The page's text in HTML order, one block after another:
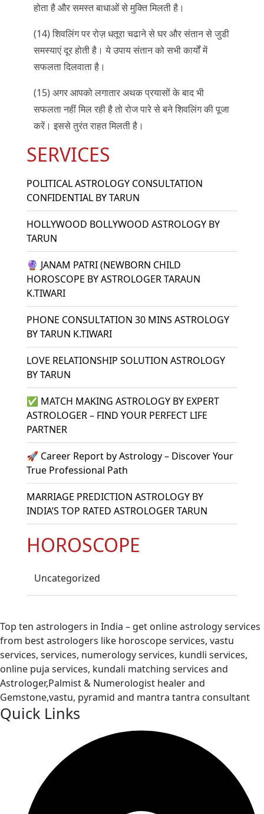
होता है और समस्त बाधाओं से मुक्ति मिलती है।
(14) शिवलिंग पर रोज़ धतूरा चढाने से घर और संतान से जुडी
समस्याएं दूर होती है। ये उपाय संतान को सभी कार्यों में
सफलता दिलवाता है।
(15) अगर आपको लगातार अथक प्रयासों के बाद भी
सफलता नहीं मिल रही है तो रोज पारे से बने शिवलिंग की पूजा
करें। इससे तुरंत राहत मिलती है।
SERVICES
POLITICAL ASTROLOGY CONSULTATION
CONFIDENTIAL BY TARUN
HOLLYWOOD BOLLYWOOD ASTROLOGY BY
TARUN
🔮 JANAM PATRI (NEWBORN CHILD
HOROSCOPE BY ASTROLOGER TARAUN
K.TIWARI
PHONE CONSULTATION 30 MINS ASTROLOGY
BY TARUN K.TIWARI
LOVE RELATIONSHIP SOLUTION ASTROLOGY
BY TARUN
✅ MATCH MAKING ASTROLOGY BY EXPERT
ASTROLOGER – FIND YOUR PERFECT LIFE
PARTNER
🚀 Career Report by Astrology – Discover Your
True Professional Path
MARRIAGE PREDICTION ASTROLOGY BY
INDIA’S TOP RATED ASTROLOGER TARUN
HOROSCOPE
Uncategorized
Top ten astrologers in India – get online astrology services
from best astrologers like horoscope services, vastu
services, services, numerology services, kundli services,
online puja services, kundali matching services and
Astrologer,Palmist & Numerologist healer and
Gemstone,vastu, pyramid and mantra tantra consultant
Quick Links